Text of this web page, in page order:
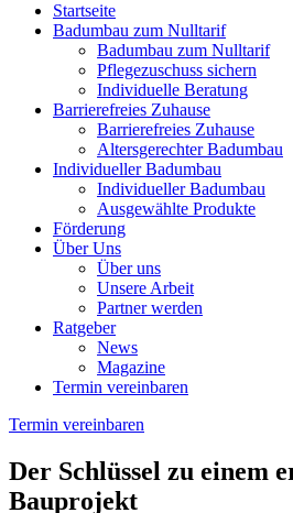
Startseite
Badumbau zum Nulltarif
Badumbau zum Nulltarif
Pflegezuschuss sichern
Individuelle Beratung
Barrierefreies Zuhause
Barrierefreies Zuhause
Altersgerechter Badumbau
Individueller Badumbau
Individueller Badumbau
Ausgewählte Produkte
Förderung
Über Uns
Über uns
Unsere Arbeit
Partner werden
Ratgeber
News
Magazine
Termin vereinbaren
Termin vereinbaren
Der Schlüssel zu einem
Bauprojekt